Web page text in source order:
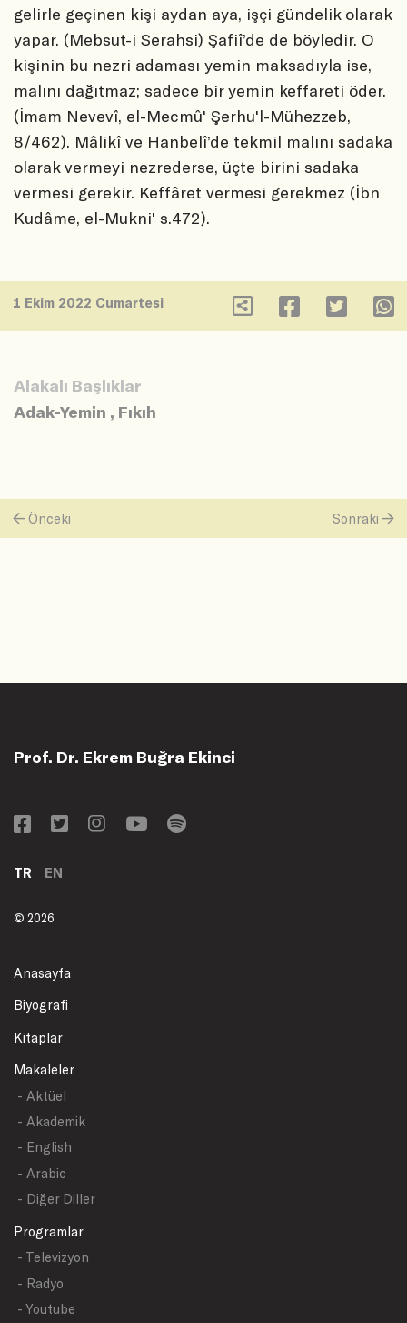
gelirle geçinen kişi aydan aya, işçi gündelik olarak
yapar. (Mebsut-i Serahsi) Şafiî’de de böyledir. O
kişinin bu nezri adaması yemin maksadıyla ise,
malını dağıtmaz; sadece bir yemin keffareti öder.
(İmam Nevevî, el-Mecmû' Şerhu'l-Mühezzeb,
8/462). Mâlikî ve Hanbelî’de tekmil malını sadaka
olarak vermeyi nezrederse, üçte birini sadaka
vermesi gerekir. Keffâret vermesi gerekmez (İbn
Kudâme, el-Mukni' s.472).
1 Ekim 2022 Cumartesi
Alakalı Başlıklar
Adak-Yemin , Fıkıh
Önceki Sonraki
Prof. Dr. Ekrem Buğra Ekinci
TR EN
© 2026
Anasayfa
Biyografi
Kitaplar
Makaleler
- Aktüel
- Akademik
- English
- Arabic
- Diğer Diller
Programlar
- Televizyon
- Radyo
- Youtube